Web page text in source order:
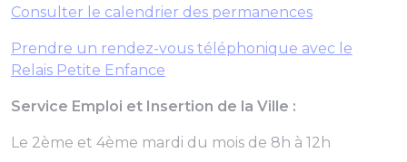
Consulter le calendrier des permanences
Prendre un rendez-vous téléphonique avec le
Relais Petite Enfance
Service Emploi et Insertion de la Ville :
Le 2ème et 4ème mardi du mois de 8h à 12h